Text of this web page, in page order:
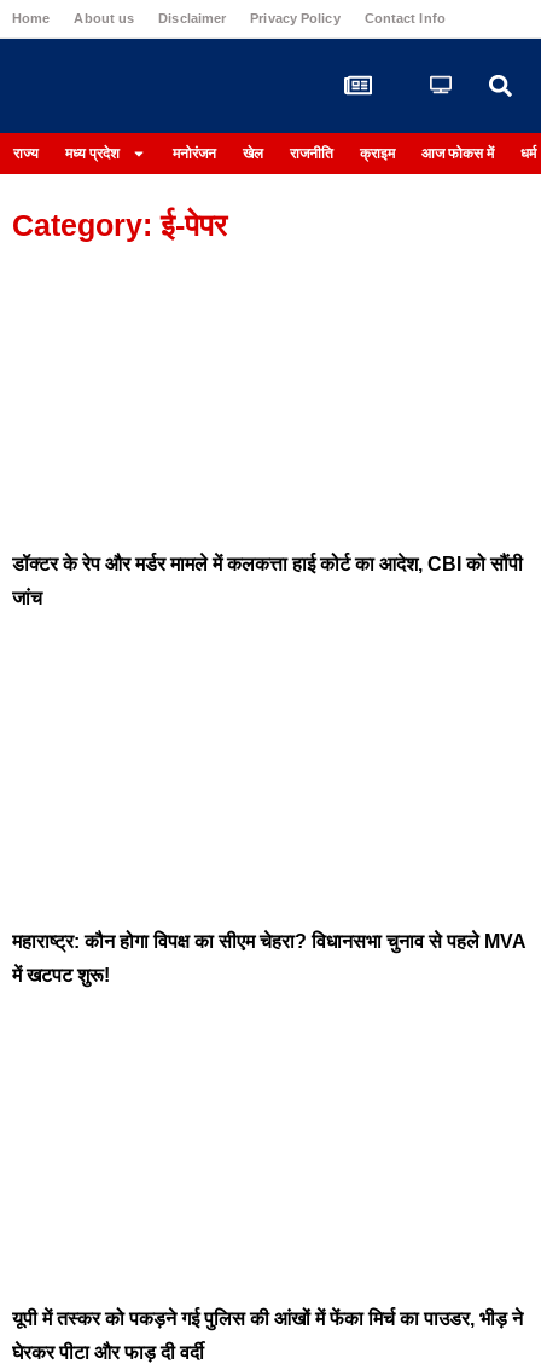
Home About us Disclaimer Privacy Policy Contact Info
राज्य मध्य प्रदेश मनोरंजन खेल राजनीति क्राइम आज फोकस में धर्म
Category: ई-पेपर
डॉक्टर के रेप और मर्डर मामले में कलकत्ता हाई कोर्ट का आदेश, CBI को सौंपी
जांच
महाराष्ट्र: कौन होगा विपक्ष का सीएम चेहरा? विधानसभा चुनाव से पहले MVA
में खटपट शुरू!
यूपी में तस्कर को पकड़ने गई पुलिस की आंखों में फेंका मिर्च का पाउडर, भीड़ ने
घेरकर पीटा और फाड़ दी वर्दी